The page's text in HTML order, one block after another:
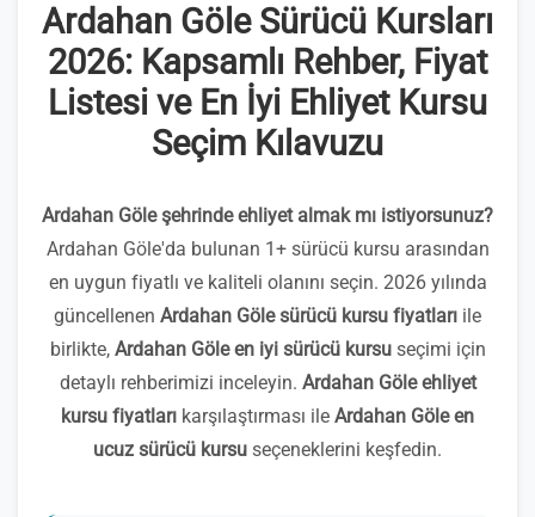
Ardahan Göle Sürücü Kursları
2026: Kapsamlı Rehber, Fiyat
Listesi ve En İyi Ehliyet Kursu
Seçim Kılavuzu
Ardahan Göle şehrinde ehliyet almak mı istiyorsunuz?
Ardahan Göle'da bulunan 1+ sürücü kursu arasından
en uygun fiyatlı ve kaliteli olanını seçin. 2026 yılında
güncellenen Ardahan Göle sürücü kursu fiyatları ile
birlikte, Ardahan Göle en iyi sürücü kursuseçimi için
detaylı rehberimizi inceleyin. Ardahan Göle ehliyet
kursu fiyatları karşılaştırması ile Ardahan Göle en
ucuz sürücü kursu seçeneklerini keşfedin.